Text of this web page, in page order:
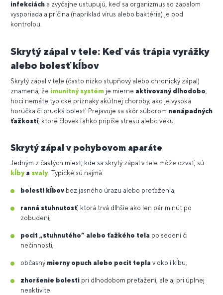
infekciách a zvyčajne ustupujú, keď sa organizmus so zápalom
vysporiada a príčina (napríklad vírus alebo baktéria) je pod
kontrolou.
Skrytý zápal v tele: Keď vás trápia vyrážky
alebo bolesť kĺbov
Skrytý zápal v tele (často nízko stupňový alebo chronický zápal)
znamená, že imunitný systém je mierne aktivovaný dlhodobo,
hoci nemáte typické príznaky akútnej choroby, ako je vysoká
horúčka či prudká bolesť. Prejavuje sa skôr súborom nenápadných
ťažkostí, ktoré človek ľahko pripíše stresu alebo veku.
Skrytý zápal v pohybovom aparáte
Jedným z častých miest, kde sa skrytý zápal v tele môže ozvať, sú
kĺbya svaly. Typické sú najmä:
bolesti kĺbov bez jasného úrazu alebo preťaženia,
ranná stuhnutosť, ktorá trvá dlhšie ako len pár minút po
zobudení,
pocit „stuhnutého“ alebo ťažkého tela po sedení či
nečinnosti,
občasný mierny opuch alebo pocit tepla v okolí kĺbu,
zhoršenie bolesti pri dlhodobom preťažení, ale aj pri úplnej
neaktivite.